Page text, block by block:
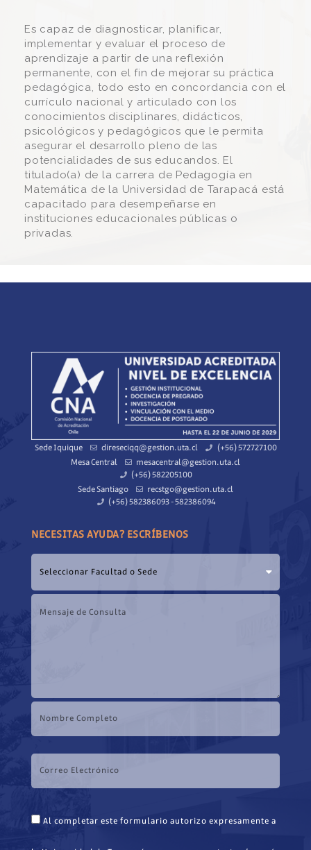
Es capaz de diagnosticar, planificar,
implementar y evaluar el proceso de
aprendizaje a partir de una reflexión
permanente, con el fin de mejorar su práctica
pedagógica, todo esto en concordancia con el
currículo nacional y articulado con los
conocimientos disciplinares, didácticos,
psicológicos y pedagógicos que le permita
asegurar el desarrollo pleno de las
potencialidades de sus educandos. El
titulado(a) de la carrera de Pedagogía en
Matemática de la Universidad de Tarapacá está
capacitado para desempeñarse en
instituciones educacionales públicas o
privadas.
Sede Iquique direseciqq@gestion.uta.cl
(+56) 572727100
Mesa Central
mesacentral@gestion.uta.cl
(+56) 582205100
Sede Santiago
recstgo@gestion.uta.cl
(+56) 582386093 - 582386094
NECESITAS AYUDA? ESCRÍBENOS
Al completar este formulario autorizo expresamente a